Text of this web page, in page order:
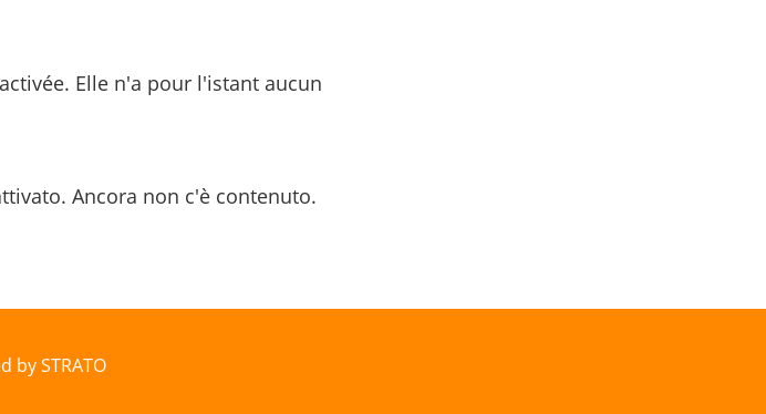
Elle n'a pour l'istant aucun
Ancora non c'è contenuto.
by STRATO